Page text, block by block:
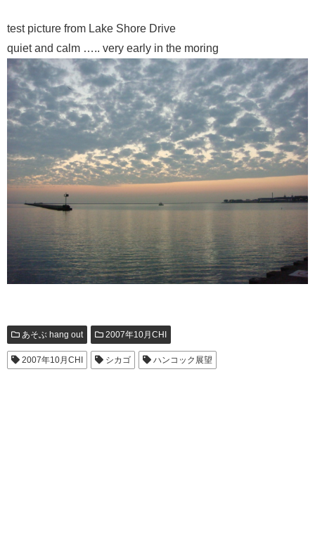
test picture from Lake Shore Drive
quiet and calm ….. very early in the moring
あそぶ hang out 2007年10月CHI
2007年10月CHI シカゴ ハンコック展望